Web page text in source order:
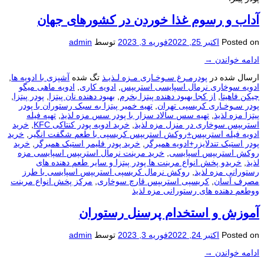
آداب و رسوم غذا خوردن در کشورهای جهان
Posted on اکتبر 25, 2022 فوریه 3, 2023 توسط admin
ادامه خواندن →
ارسال شده در پودرمـرغ سـوخـاری مـزه لـذیـذ تگ شده آشپزی با ادویه ها,
ادویه سوخاری نرمال اسپایسی استریپس, ادویه کاری, ادویه ماهی میگو
چیکن فاهیتا, از کجا بهبود دهنده پیتزا بخرم, بهبود دهنده نان پیتزا, پودر پیتزا,
پودر سـوخـاری کریسپی تهران, تهیه خمیر پیتزا به سبک رستوران با پودر
پیتزا مزه لذیذ, تهیه سس سالاد سزار با پودر سس مزه لذیذ, تهیه فیله
استریپس سوخاری در منزل مزه لذیذ, خرید ادویه پودر کنتاکی KFC , خرید
ادویه فیله استریپس+روکش استریپس کریسپی با طعم شگفت انگیر , خرید
پودر استیک تندلایزر+ادویه همیرگر , خرید پودر فلیمر استیک همبرگر , خرید
روکش استریپس اسپایسی, خرید مرینت نرمال استریپس اسپایسی مزه
لذیذ, خریدو پخش انواع مرینت ها پودر پیتزا و سایر طعم دهنده های
رستورانی مزه لذیذ, روکش نرمال کریسپی استریپس اسپایسی با طرز
مصرف آسان, کریسپی استريپس قارچ سوخاری, مرکز پخش انواع مرینت
ووطعم دهنده های رستورانی مزه لذیذ
آموزش و استخدام پرسنل رستوران
Posted on اکتبر 24, 2022 فوریه 3, 2023 توسط admin
ادامه خواندن →